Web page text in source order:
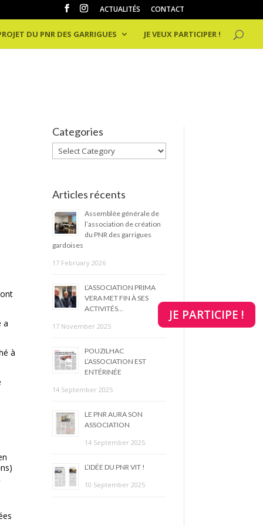
ACTUALITÉS CONTACT
DU PNR DES GARRIGUES JE VEUX PARTICIPER !
a
à
Categories
Categories
Articles récents
Assemblée générale de
l’association de création
du PNR des garrigues
gardoises
17 February 2026
L’ASSOCIATION PRIMA
VERA MET FIN À SES
ACTIVITÉS…
17 November 2025
POUZILHAC
L’ASSOCIATION EST
ENTÉRINÉE
14 September 2025
LE PNR AURA SON
ASSOCIATION
14 September 2025
L’IDÉE DU PNR VIT !
10 September 2025
JE PARTICIPE !